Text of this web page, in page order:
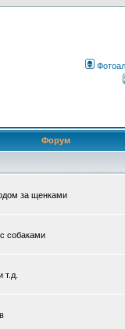
Форум
за щенками
собаками
т.д.